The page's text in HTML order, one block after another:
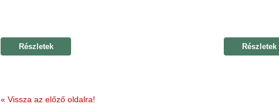
Részletek Részletek
« Vissza az előző oldalra!